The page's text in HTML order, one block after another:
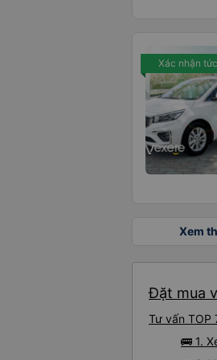
Xác nhận
Xem
Đặt mua
Tư vấn TOP
🚌 1.